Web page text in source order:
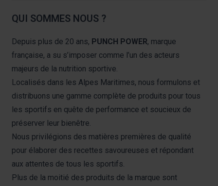
QUI SOMMES NOUS ?
Depuis plus de 20 ans, PUNCH POWER, marque
française, a su s’imposer comme l’un des acteurs
majeurs de la nutrition sportive.
Localisés dans les Alpes Maritimes, nous formulons et
distribuons une gamme complète de produits pour tous
les sportifs en quête de performance et soucieux de
préserver leur bienêtre.
Nous privilégions des matières premières de qualité
pour élaborer des recettes savoureuses et répondant
aux attentes de tous les sportifs.
Plus de la moitié des produits de la marque sont